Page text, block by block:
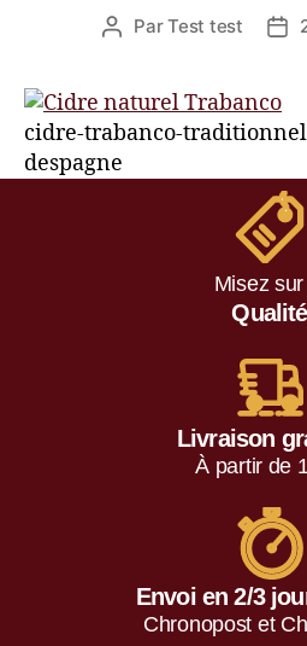
ParTest test
cidre-trabanco-
despagne
Misez
Qualité
Livraison
À partir de
Envoi en 2/3
Chronopost et